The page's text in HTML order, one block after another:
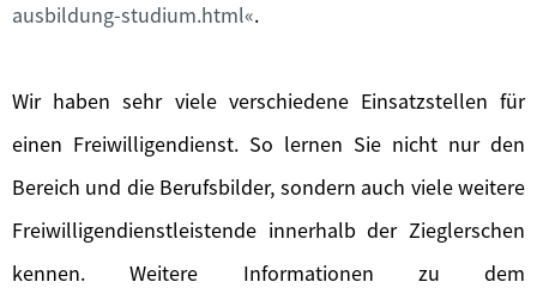
ausbildung-studium.html .
Wir haben sehr viele verschiedene Einsatzstellen für
einen Freiwilligendienst. So lernen Sie nicht nur den
Bereich und die Berufsbilder, sondern auch viele weitere
Freiwilligendienstleistende innerhalb der Zieglerschen
kennen. Weitere Informationen zu dem